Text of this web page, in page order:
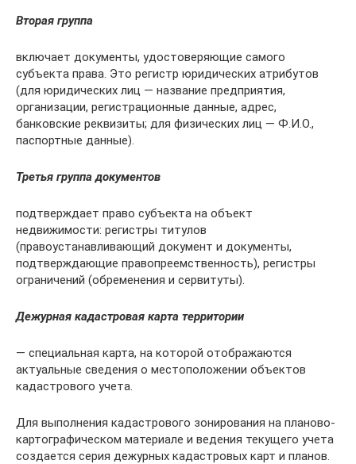
Вторая группа
включает документы, удостоверяющие самого
субъекта права. Это регистр юридических атрибутов
(для юридических лиц — название предприятия,
организации, регистрационные данные, адрес,
банковские реквизиты; для физических лиц — Ф.И.О.,
паспортные данные).
Третья группа документов
подтверждает право субъекта на объект
недвижимости: регистры титулов
(правоустанавливающий документ и документы,
подтверждающие правопреемственность), регистры
ограничений (обременения и сервитуты).
Дежурная кадастровая карта территории
— специальная карта, на которой отображаются
актуальные сведения о местоположении объектов
кадастрового учета.
Для выполнения кадастрового зонирования на планово-
картографическом материале и ведения текущего учета
создается серия дежурных кадастровых карт и планов.